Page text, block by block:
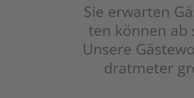
Sie erwar­ten
ten kön­nen ab
Unse­re
drat­me­ter